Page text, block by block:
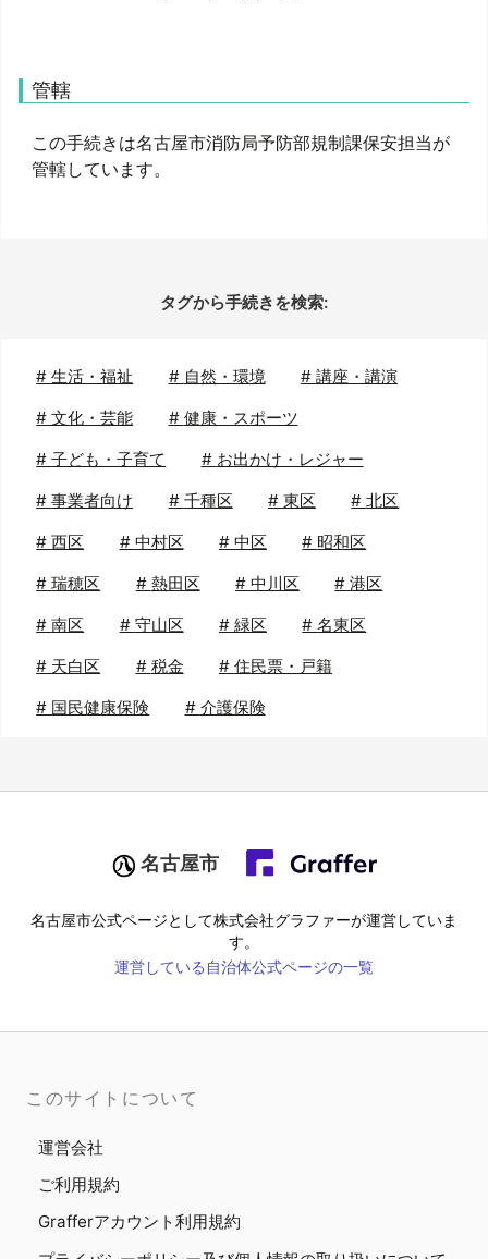
管轄
この手続きは名古屋市消防局予防部規制課保安担当が
管轄しています。
タグから手続きを検索:
#生活・福祉 # 自然・環境 # 講座・講演
#文化・芸能 # 健康・スポーツ
#子ども・子育て # お出かけ・レジャー
#事業者向け # 千種区 # 東区 #北区
#西区 # 中村区 # 中区 # 昭和区
#瑞穂区 # 熱田区 # 中川区 #港区
#南区 # 守山区 # 緑区 #名東区
# 天白区 # 税金 # 住民票・戸籍
# 国民健康保険 # 介護保険
名古屋市
名古屋市公式ページとして株式会社グラファーが運営していま
す。
運営している自治体公式ページの一覧
このサイトについて
運営会社
ご利用規約
Grafferアカウント利用規約